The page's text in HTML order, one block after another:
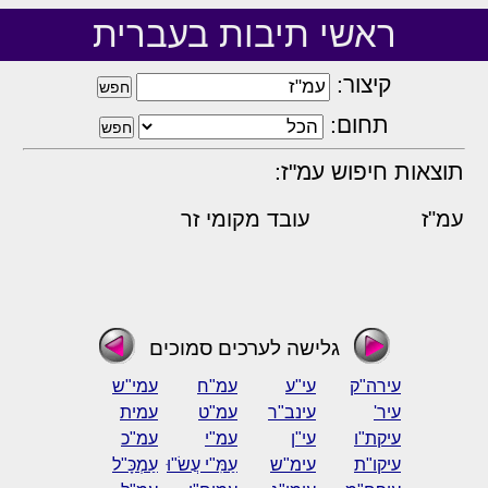
ראשי תיבות בעברית
קיצור:
תחום:
תוצאות חיפוש עמ"ז:
עמ"ז עובד מקומי זר
גלישה לערכים סמוכים
עירה"ק עי"ע עמ"ח
עמי"ש
עיר'
עינב"ר עמ"ט
עמית
עיקת"ו
עי"ן עמ"י
עמ"כ
עיקו"ת
עימ"ש עַמִּ"י עֲשׂ"וּ עַמְכָּ"ל